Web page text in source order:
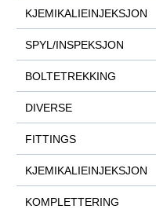
KJEMIKALIEINJEKSJON
SPYL/INSPEKSJON
BOLTETREKKING
DIVERSE
FITTINGS
KJEMIKALIEINJEKSJON
KOMPLETTERING